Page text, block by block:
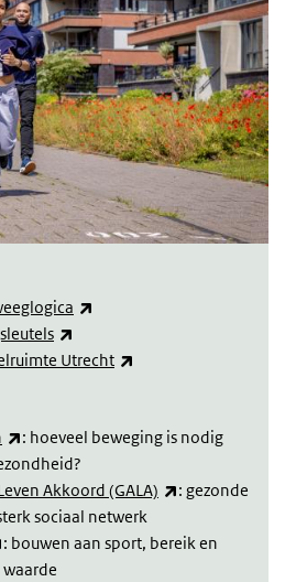
Utrecht
(externe link)
: hoeveel beweging is nodig
Akkoord (GALA)
(externe link)
: gezonde
sociaal netwerk
(externe link)
: bouwen aan sport, bereik en